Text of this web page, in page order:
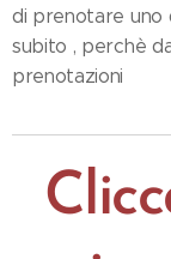
di prenotare uno
subito , perchè